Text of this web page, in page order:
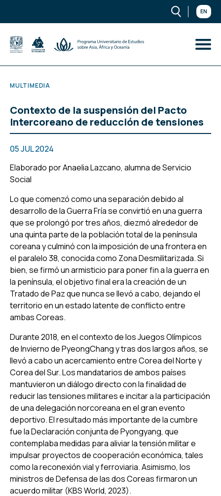
EN
MULTIMEDIA
Contexto de la suspensión del Pacto
Intercoreano de reducción de tensiones
05 JUL 2024
Elaborado por Anaelia Lazcano, alumna de Servicio
Social
Lo que comenzó como una separación debido al
desarrollo de la Guerra Fría se convirtió en una guerra
que se prolongó por tres años, diezmó alrededor de
una quinta parte de la población total de la península
coreana y culminó con la imposición de una frontera en
el paralelo 38, conocida como Zona Desmilitarizada. Si
bien, se firmó un armisticio para poner fin a la guerra en
la península, el objetivo final era la creación de un
Tratado de Paz que nunca se llevó a cabo, dejando el
territorio en un estado latente de conflicto entre
ambas Coreas.
Durante 2018, en el contexto de los Juegos Olímpicos
de Invierno de PyeongChang y tras dos largos años, se
llevó a cabo un acercamiento entre Corea del Norte y
Corea del Sur. Los mandatarios de ambos países
mantuvieron un diálogo directo con la finalidad de
reducir las tensiones militares e incitar a la participación
de una delegación norcoreana en el gran evento
deportivo. El resultado más importante de la cumbre
fue la Declaración conjunta de Pyongyang, que
contemplaba medidas para aliviar la tensión militar e
impulsar proyectos de cooperación económica, tales
como la reconexión vial y ferroviaria. Asimismo, los
ministros de Defensa de las dos Coreas firmaron un
acuerdo militar (KBS World, 2023).